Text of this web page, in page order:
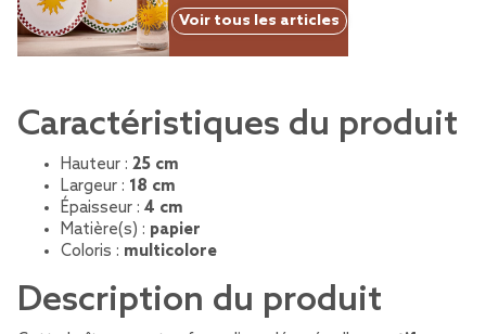
Voir tous les articles
Caractéristiques du produit
Hauteur : 25 cm
Largeur : 18 cm
Épaisseur : 4 cm
Matière(s) : papier
Coloris : multicolore
Description du produit